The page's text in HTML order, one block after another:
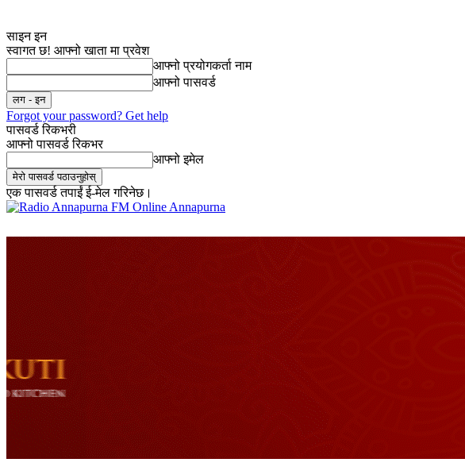
साइन इन
स्वागत छ! आफ्नो खाता मा प्रवेश
आफ्नो प्रयोगकर्ता नाम
आफ्नो पासवर्ड
Forgot your password? Get help
पासवर्ड रिकभरी
आफ्नो पासवर्ड रिकभर
आफ्नो इमेल
एक पासवर्ड तपाईं ई-मेल गरिनेछ।
Online Annapurna